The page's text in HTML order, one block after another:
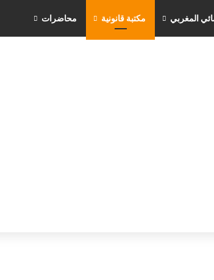
المغربي مكتبة قانونية محاضرات